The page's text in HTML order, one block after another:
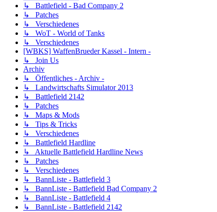
↳ Battlefield - Bad Company 2
↳ Patches
↳ Verschiedenes
↳ WoT - World of Tanks
↳ Verschiedenes
[WBKS] WaffenBrueder Kassel - Intern -
↳ Join Us
Archiv
↳ Öffentliches - Archiv -
↳ Landwirtschafts Simulator 2013
↳ Battlefield 2142
↳ Patches
↳ Maps & Mods
↳ Tips & Tricks
↳ Verschiedenes
↳ Battlefield Hardline
↳ Aktuelle Battlefield Hardline News
↳ Patches
↳ Verschiedenes
↳ BannListe - Battlefield 3
↳ BannListe - Battlefield Bad Company 2
↳ BannListe - Battlefield 4
↳ BannListe - Battlefield 2142